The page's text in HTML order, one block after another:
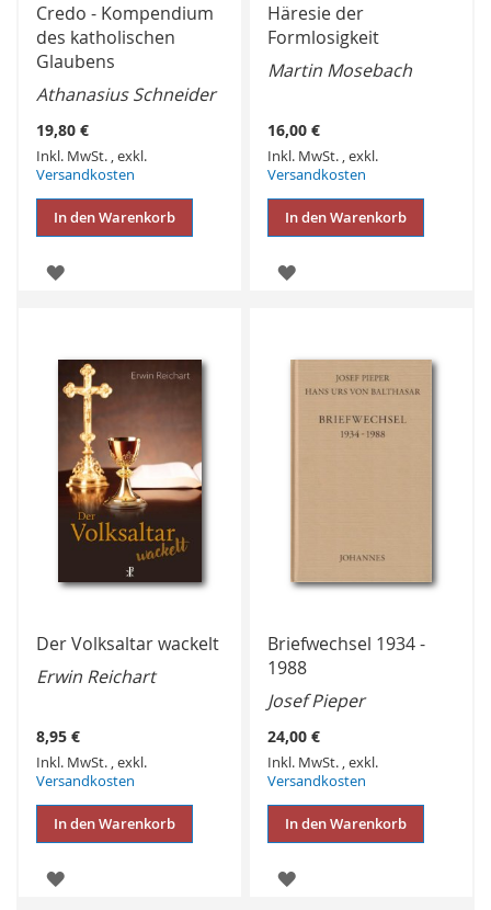
Credo - Kompendium
des katholischen
Glaubens
Athanasius Schneider
19,80 €
Inkl. MwSt. ,exkl.
Versandkosten
In den Warenkorb
ZUR
Häresie der
Formlosigkeit
Martin Mosebach
16,00 €
Inkl. MwSt. ,exkl.
Versandkosten
In den Warenkorb
ZUR
Der Volksaltar wackelt
Erwin Reichart
8,95 €
Inkl. MwSt. ,exkl.
Versandkosten
In den Warenkorb
ZUR
Briefwechsel 1934 -
1988
Josef Pieper
24,00 €
Inkl. MwSt. ,exkl.
Versandkosten
In den Warenkorb
ZUR